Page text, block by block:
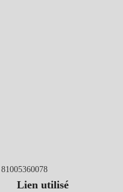
Lien utilisé